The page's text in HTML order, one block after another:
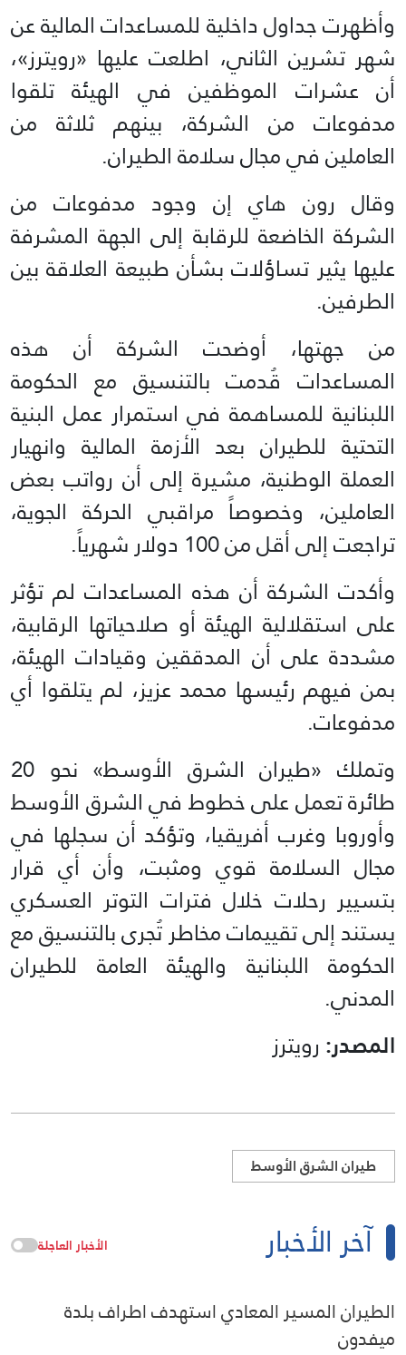
وأظهرت جداول داخلية للمساعدات المالية عن
شهر تشرين الثاني، اطلعت عليها «رويترز»،
أن عشرات الموظفين في الهيئة تلقوا
مدفوعات من الشركة، بينهم ثلاثة من
العاملين في مجال سلامة الطيران.
وقال رون هاي إن وجود مدفوعات من
الشركة الخاضعة للرقابة إلى الجهة المشرفة
عليها يثير تساؤلات بشأن طبيعة العلاقة بين
الطرفين.
من جهتها، أوضحت الشركة أن هذه
المساعدات قُدمت بالتنسيق مع الحكومة
اللبنانية للمساهمة في استمرار عمل البنية
التحتية للطيران بعد الأزمة المالية وانهيار
العملة الوطنية، مشيرة إلى أن رواتب بعض
العاملين، وخصوصاً مراقبي الحركة الجوية،
تراجعت إلى أقل من 100 دولار شهرياً.
وأكدت الشركة أن هذه المساعدات لم تؤثر
على استقلالية الهيئة أو صلاحياتها الرقابية،
مشددة على أن المدققين وقيادات الهيئة،
بمن فيهم رئيسها محمد عزيز، لم يتلقوا أي
مدفوعات.
وتملك «طيران الشرق الأوسط» نحو 20
طائرة تعمل على خطوط في الشرق الأوسط
وأوروبا وغرب أفريقيا، وتؤكد أن سجلها في
مجال السلامة قوي ومثبت، وأن أي قرار
بتسيير رحلات خلال فترات التوتر العسكري
يستند إلى تقييمات مخاطر تُجرى بالتنسيق مع
الحكومة اللبنانية والهيئة العامة للطيران
المدني.
المصدر: رويترز
طيران الشرق الأوسط
آخر الأخبار الأخبار العاجلة
الطيران المسير المعادي استهدف اطراف بلدة
ميفدون